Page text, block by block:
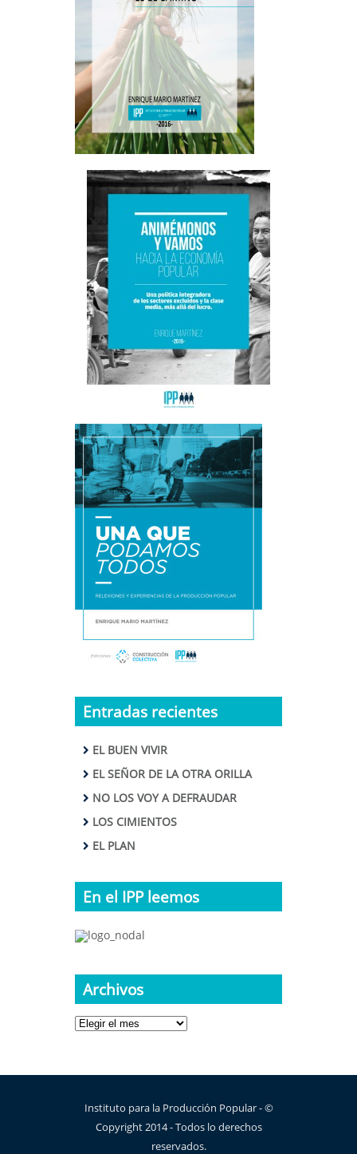
Entradas recientes
EL BUEN VIVIR
EL SEÑOR DE LA OTRA ORILLA
NO LOS VOY A DEFRAUDAR
LOS CIMIENTOS
EL PLAN
En el IPP leemos
Archivos
Archivos
Instituto para la Producción Popular - ©
Copyright 2014 - Todos lo derechos
reservados.